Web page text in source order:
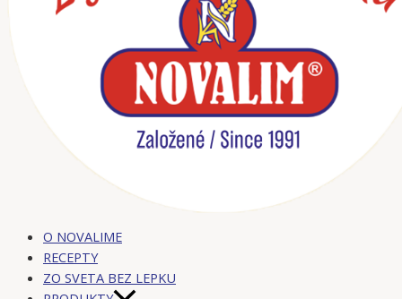
O NOVALIME
RECEPTY
ZO SVETA BEZ LEPKU